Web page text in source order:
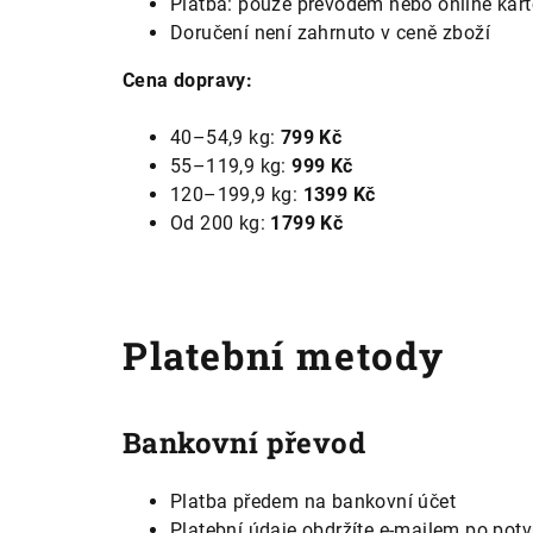
Doručení není zahrnuto v ceně zboží
Cena dopravy:
40–54,9 kg: 799 Kč
55–119,9 kg:999 Kč
120–199,9 kg: 1399 Kč
Od 200 kg: 1799 Kč
Platební metody
Bankovní převod
Platba předem na bankovní účet